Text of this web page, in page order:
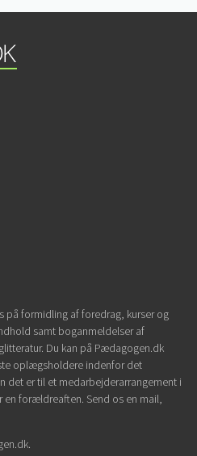
på formidling af foredrag, kurser og
samt boganmeldelser af
Du kan på Pædagogen.dk
oplægsholdere indenfor det
det er til et medarbejderarrangement i
forældreaften. Send os en mail,